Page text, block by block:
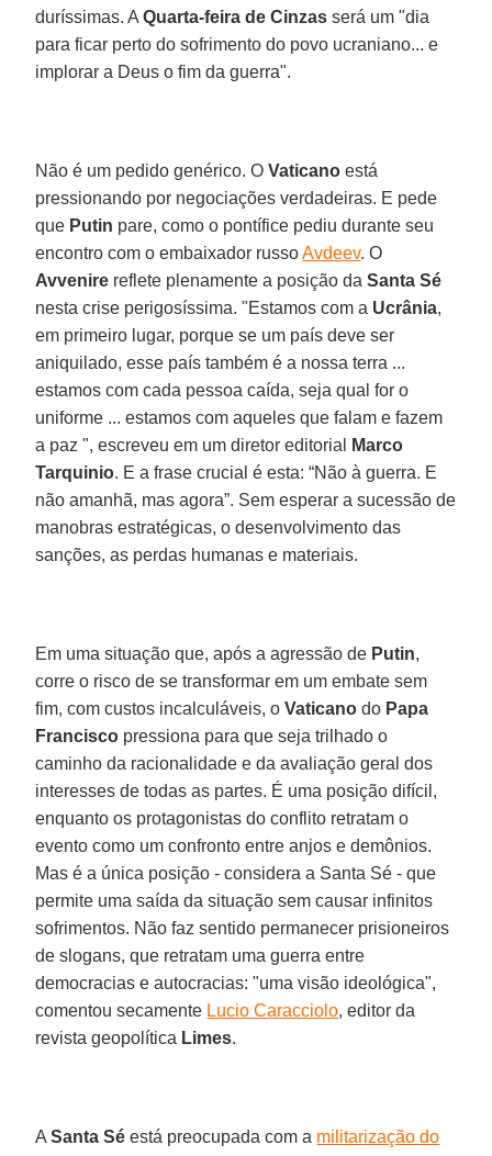
duríssimas. AQuarta-feira de Cinzas será um "dia
para ficar perto do sofrimento do povo ucraniano... e
implorar a Deus o fim da guerra".
Não é um pedido genérico. OVaticano está
pressionando por negociações verdadeiras. E pede
que Putin pare, como o pontífice pediu durante seu
encontro com o embaixador russoAvdeev. O
Avvenire reflete plenamente a posição daSanta Sé
nesta crise perigosíssima. "Estamos com a Ucrânia,
em primeiro lugar, porque se um país deve ser
aniquilado, esse país também é a nossa terra ...
estamos com cada pessoa caída, seja qual for o
uniforme ... estamos com aqueles que falam e fazem
a paz ", escreveu em um diretor editorial
Marco
Tarquinio. E a frase crucial é esta: “Não à guerra. E
não amanhã, mas agora”. Sem esperar a sucessão de
manobras estratégicas, o desenvolvimento das
sanções, as perdas humanas e materiais.
Em uma situação que, após a agressão de Putin,
corre o risco de se transformar em um embate sem
fim, com custos incalculáveis, oVaticano do Papa
Francisco pressiona para que seja trilhado o
caminho da racionalidade e da avaliação geral dos
interesses de todas as partes. É uma posição difícil,
enquanto os protagonistas do conflito retratam o
evento como um confronto entre anjos e demônios.
Mas é a única posição - considera a Santa Sé - que
permite uma saída da situação sem causar infinitos
sofrimentos. Não faz sentido permanecer prisioneiros
de slogans, que retratam uma guerra entre
democracias e autocracias: "uma visão ideológica",
comentou secamente Lucio Caracciolo, editor da
revista geopolítica Limes.
ASanta Sé está preocupada com a militarização do